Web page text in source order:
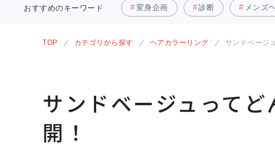
おすすめのキーワード 変身企画 診断 メンズ
TOP カテゴリから探す ヘアカラーリング サンドベージ
サンドベージュって
開！